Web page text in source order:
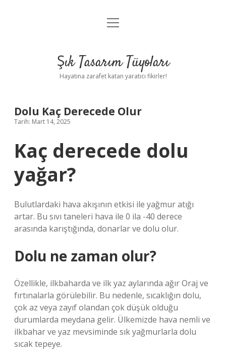
Anasayfa
Yasal Uyarı
menüyü
Şık Tasarım Tüyoları
Hayatına zarafet katan yaratıcı fikirler!
Dolu Kaç Derecede Olur
Tarih: Mart 14, 2025
Kaç derecede dolu
yağar?
Bulutlardaki hava akışının etkisi ile yağmur atığı
artar. Bu sıvı taneleri hava ile 0 ila -40 derece
arasında karıştığında, donarlar ve dolu olur.
Dolu ne zaman olur?
Özellikle, ilkbaharda ve ilk yaz aylarında ağır Oraj ve
fırtınalarla görülebilir. Bu nedenle, sıcaklığın dolu,
çok az veya zayıf olandan çok düşük olduğu
durumlarda meydana gelir. Ülkemizde hava nemli ve
ilkbahar ve yaz mevsiminde sık yağmurlarla dolu
sıcak tepeye.